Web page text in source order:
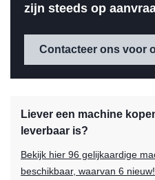
zijn steeds op
Contacteer ons voor
Liever een machine
leverbaar is?
Bekijk hier 96 gelijkaardige
beschikbaar, waarvan 6 nieuw!